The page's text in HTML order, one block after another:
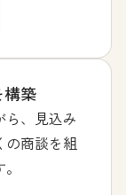
構築
、見込み
の商談を組